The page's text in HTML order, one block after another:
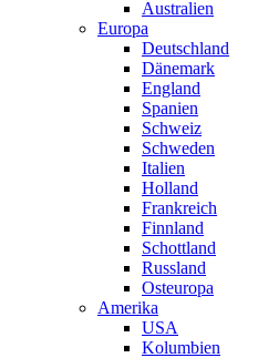
Australien
Europa
Deutschland
Dänemark
England
Spanien
Schweiz
Schweden
Italien
Holland
Frankreich
Finnland
Schottland
Russland
Osteuropa
Amerika
USA
Kolumbien